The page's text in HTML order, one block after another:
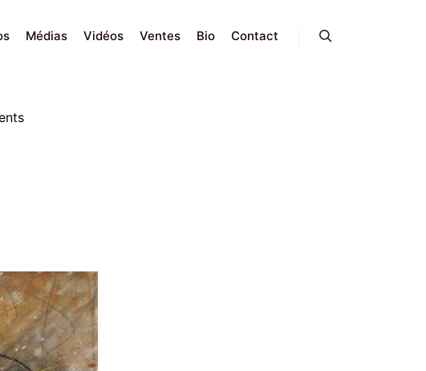
Médias Vidéos Ventes Bio Contact